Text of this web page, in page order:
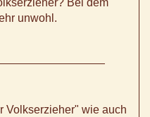
Bei dem
unwohl.
Volkserzieher" wie auch